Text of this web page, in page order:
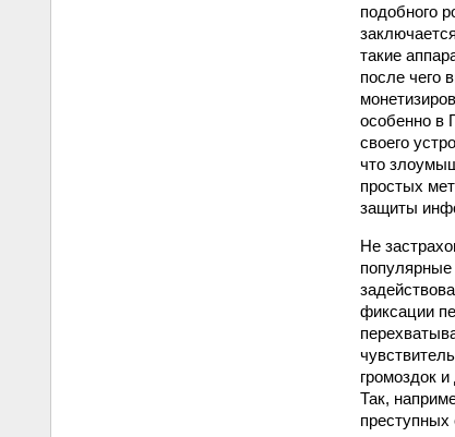
подобного
такие
после чего
особенно в
своего
что
простых
защиты
Не
фиксации
громоздок
Так,